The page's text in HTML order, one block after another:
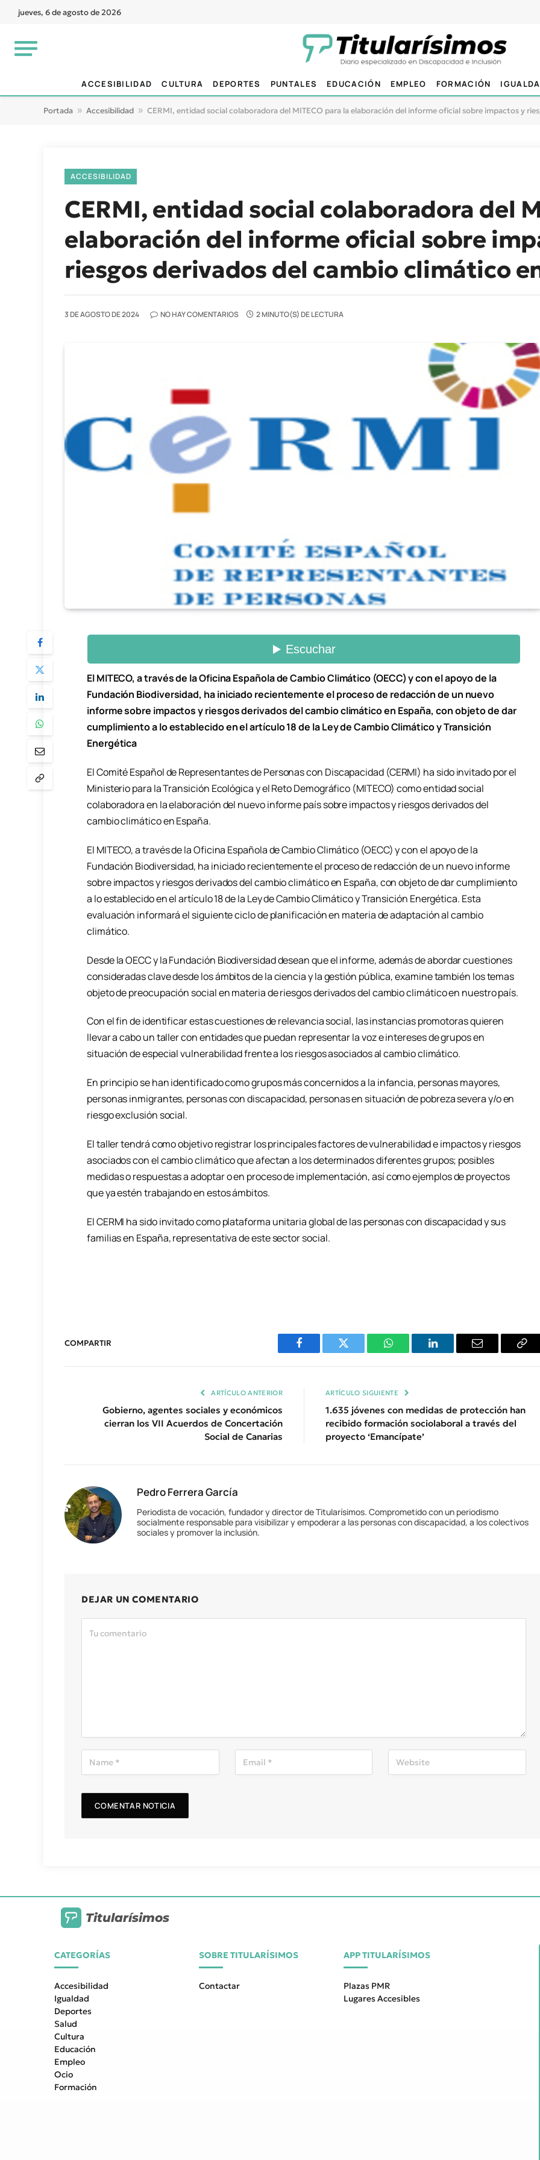
jueves, 6 de agosto de 2026
ACCESIBILIDAD CULTURA DEPORTES PUNTALES EDUCACIÓN EMPLEO FORMACIÓN
Portada » Accesibilidad » CERMI, entidad social colaboradora del MITECO para la elaboración del informe oficial sobre impactos y
ACCESIBILIDAD
CERMI, entidad social colaboradora del
elaboración del informe oficial sobre
riesgos derivados del cambio climático
3 DE AGOSTO DE 2024 NO HAY COMENTARIOS 2 MINUTO(S) DE LECTURA
El MITECO, a través de la Oficina Española de Cambio Climático (OECC) y con el apoyo de la
Fundación Biodiversidad, ha iniciado recientemente el proceso de redacción de un nuevo
informe sobre impactos y riesgos derivados del cambio climático en España, con objeto de dar
cumplimiento a lo establecido en el artículo 18 de la Ley de Cambio Climático y Transición
Energética
El Comité Español de Representantes de Personas con Discapacidad (CERMI) ha sido invitado por el
Ministerio para la Transición Ecológica y el Reto Demográfico (MITECO) como entidad social
colaboradora en la elaboración del nuevo informe país sobre impactos y riesgos derivados del
cambio climático en España.
El MITECO, a través de la Oficina Española de Cambio Climático (OECC) y con el apoyo de la
Fundación Biodiversidad, ha iniciado recientemente el proceso de redacción de un nuevo informe
sobre impactos y riesgos derivados del cambio climático en España, con objeto de dar cumplimiento
a lo establecido en el artículo 18 de la Ley de Cambio Climático y Transición Energética. Esta
evaluación informará el siguiente ciclo de planificación en materia de adaptación al cambio
climático.
Desde la OECC y la Fundación Biodiversidad desean que el informe, además de abordar cuestiones
consideradas clave desde los ámbitos de la ciencia y la gestión pública, examine también los temas
objeto de preocupación social en materia de riesgos derivados del cambio climático en nuestro país.
Con el fin de identificar estas cuestiones de relevancia social, las instancias promotoras quieren
llevar a cabo un taller con entidades que puedan representar la voz e intereses de grupos en
situación de especial vulnerabilidad frente a los riesgos asociados al cambio climático.
En principio se han identificado como grupos más concernidos a la infancia, personas mayores,
personas inmigrantes, personas con discapacidad, personas en situación de pobreza severa y/o en
riesgo exclusión social.
El taller tendrá como objetivo registrar los principales factores de vulnerabilidad e impactos y riesgos
asociados con el cambio climático que afectan a los determinados diferentes grupos; posibles
medidas o respuestas a adoptar o en proceso de implementación, así como ejemplos de proyectos
que ya estén trabajando en estos ámbitos.
El CERMI ha sido invitado como plataforma unitaria global de las personas con discapacidad y sus
familias en España, representativa de este sector social.
COMPARTIR
Facebook Twitter WhatsAppLinkedIn Email
ARTÍCULO ANTERIOR
Gobierno, agentes sociales y económicos
cierran los VII Acuerdos de Concertación
Social de Canarias
ARTÍCULO SIGUIENTE
1.635 jóvenes con medidas de protección han
recibido formación sociolaboral a través del
proyecto ‘Emancípate’
Pedro Ferrera García
Periodista de vocación, fundador y director de Titularísimos. Comprometido con un periodismo
socialmente responsable para visibilizar y empoderar a las personas con discapacidad, a los colectivos
sociales y promover la inclusión.
DEJAR UN COMENTARIO
Titularísimos
CATEGORÍAS
Accesibilidad
Igualdad
Deportes
Salud
Cultura
Educación
Empleo
Ocio
Formación
SOBRE TITULARÍSIMOS
Contactar
APP TITULARÍSIMOS
Plazas PMR
Lugares Accesibles